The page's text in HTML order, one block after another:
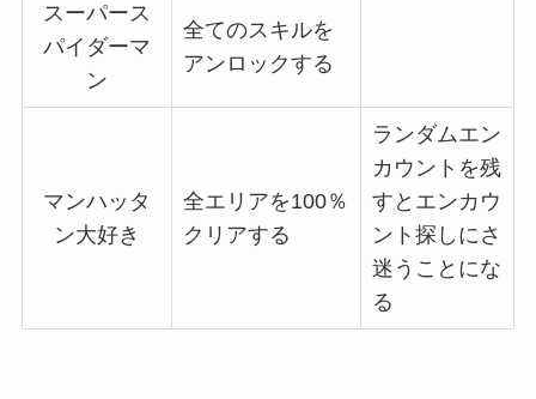
スーパース
パイダーマ
ン
全てのスキルを
アンロックする
マンハッタ
ン大好き
全エリアを100％
クリアする
ランダムエン
カウントを残
すとエンカウ
ント探しにさ
迷うことにな
る